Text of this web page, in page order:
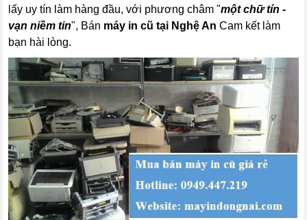
lấy uy tín làm hàng đầu, với phương châm "một chữ tín -
vạn niềm tin", Bán máy in cũ tại Nghệ An Cam kết làm
bạn hài lòng.